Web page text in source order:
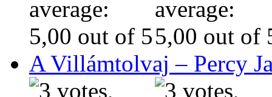
A Villámtolvaj – Percy